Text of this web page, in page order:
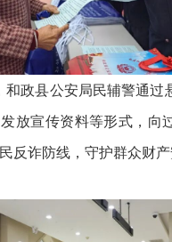
和政县公安局民辅警通过
放宣传资料等形式，向
反诈防线，守护群众财产